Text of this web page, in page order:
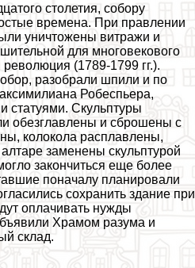
столетия, собору
времена. При правлении
уничтожены витражи и
для многовекового
(1789-1799 гг.).
разобрали шпили и по
Робеспьера,
статуями. Скульптуры
обезглавлены и сброшены с
колокола расплавлены,
заменены скульптурой
закончиться еще более
поначалу планировали
сохранить здание при
оплачивать нужды
Храмом разума и
склад.